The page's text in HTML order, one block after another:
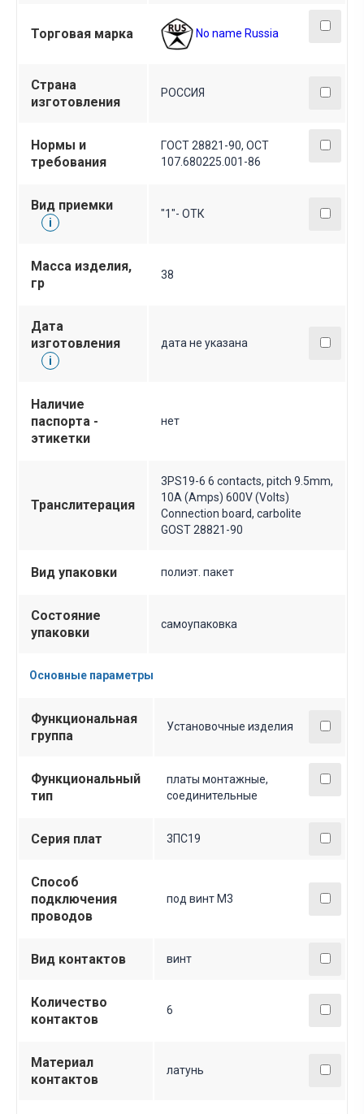
Торговая марка No name Russia
Страна
изготовления
РОССИЯ
Нормы и
требования
ГОСТ 28821-90, ОСТ
107.680225.001-86
Вид приемки
i
"1"- ОТК
Масса изделия,
гр
38
Дата
изготовления
i
дата не указана
Наличие
паспорта -
этикетки
нет
Транслитерация
3PS19-6 6 contacts, pitch 9.5mm,
10A (Amps) 600V (Volts)
Connection board, carbolite
GOST 28821-90
Вид упаковки полиэт. пакет
Состояние
упаковки
самоупаковка
Основные параметры
Функциональная
группа
Установочные изделия
Функциональный
тип
платы монтажные,
соединительные
Серия плат 3ПС19
Способ
подключения
проводов
под винт М3
Вид контактов винт
Количество
контактов
6
Материал
контактов
латунь